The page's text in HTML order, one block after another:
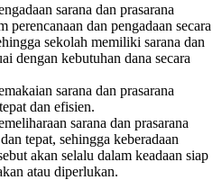
sarana dan prasarana
perencanaan dan pengadaan secara
sekolah memiliki sarana dan
dengan kebutuhan dana secara
sarana dan prasarana
dan efisien.
sarana dan prasarana
tepat, sehingga keberadaan
akan selalu dalam keadaan siap
atau diperlukan.